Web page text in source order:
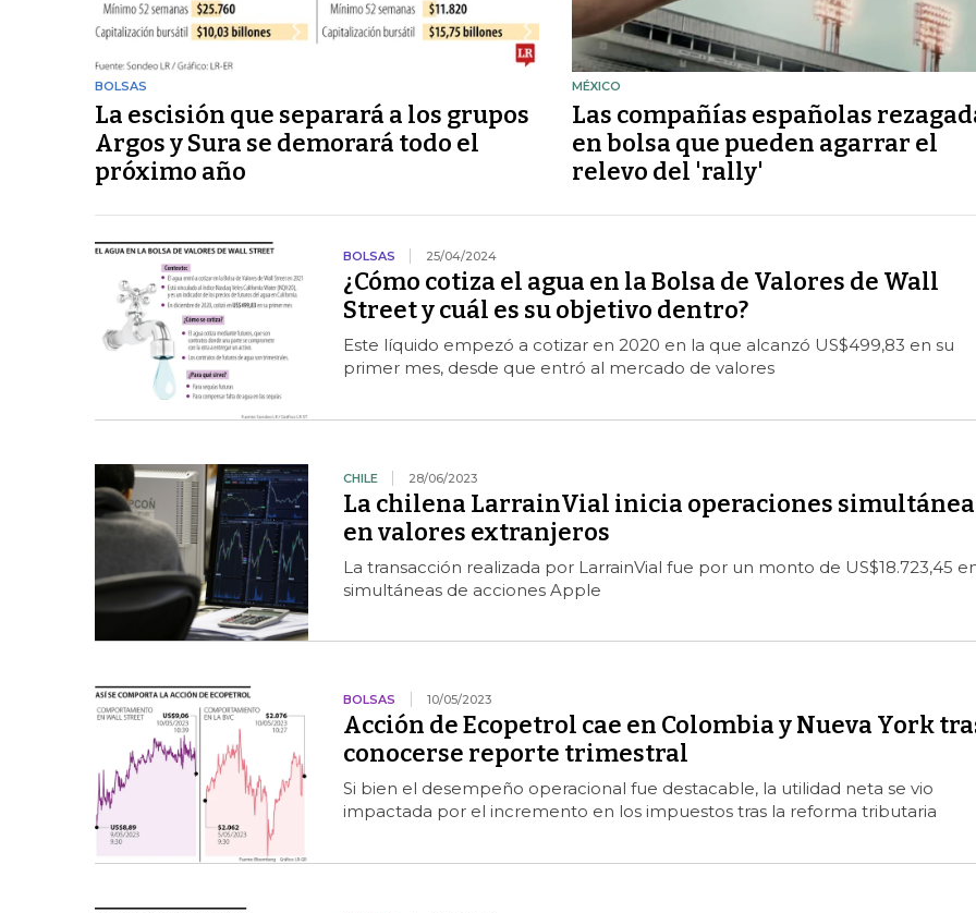
BOLSAS
La escisión que separará a los grupos
Argos y Sura se demorará todo el
próximo año
MÉXICO
Las compañías españolas
en bolsa que pueden agarrar el
relevo del 'rally'
BOLSAS 25/04/2024
¿Cómo cotiza el agua en la Bolsa de Valores de Wall
Street y cuál es su objetivo dentro?
Este líquido empezó a cotizar en 2020 en la que alcanzó US$499,83 en su
primer mes, desde que entró al mercado de valores
CHILE 28/06/2023
La chilena LarrainVial inicia operaciones
en valores extranjeros
La transacción realizada por LarrainVial fue por un monto de US$18.723,45
simultáneas de acciones Apple
BOLSAS 10/05/2023
Acción de Ecopetrol cae en Colombia y Nueva York
conocerse reporte trimestral
Si bien el desempeño operacional fue destacable, la utilidad neta se vio
impactada por el incremento en los impuestos tras la reforma tributaria